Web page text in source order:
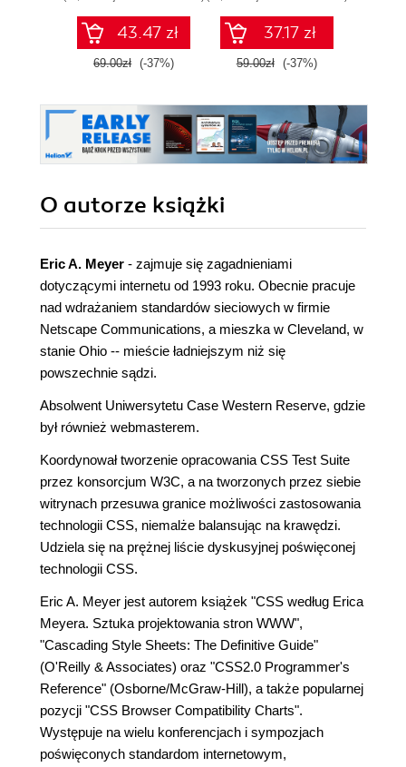
stron
internetowych
43.47 zł
69.00zł (-37%)
37.17 zł
59.00zł (-37%)
O autorze książki
Eric A. Meyer - zajmuje się zagadnieniami
dotyczącymi internetu od 1993 roku. Obecnie pracuje
nad wdrażaniem standardów sieciowych w firmie
Netscape Communications, a mieszka w Cleveland, w
stanie Ohio -- mieście ładniejszym niż się
powszechnie sądzi.
Absolwent Uniwersytetu Case Western Reserve, gdzie
był również webmasterem.
Koordynował tworzenie opracowania CSS Test Suite
przez konsorcjum W3C, a na tworzonych przez siebie
witrynach przesuwa granice możliwości zastosowania
technologii CSS, niemalże balansując na krawędzi.
Udziela się na prężnej liście dyskusyjnej poświęconej
technologii CSS.
Eric A. Meyer jest autorem książek "CSS według Erica
Meyera. Sztuka projektowania stron WWW",
"Cascading Style Sheets: The Definitive Guide"
(O'Reilly & Associates) oraz "CSS2.0 Programmer's
Reference" (Osborne/McGraw-Hill), a także popularnej
pozycji "CSS Browser Compatibility Charts".
Występuje na wielu konferencjach i sympozjach
poświęconych standardom internetowym,